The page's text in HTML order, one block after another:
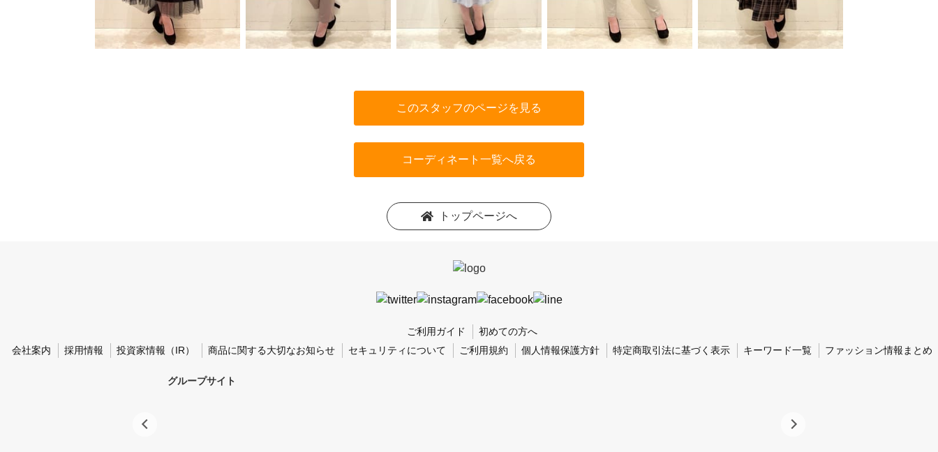
このスタッフのページを見る
コーディネート一覧へ戻る
トップページへ
ご利用ガイド
初めての方へ
会社案内
採用情報 投資家情報（IR） 商品に関する大切なお知らせ セキュリティについて ご利用規約 個人情報保護方針 特定商取引法に基づく表示 キーワード一覧 ファッション情報まとめ
グループサイト